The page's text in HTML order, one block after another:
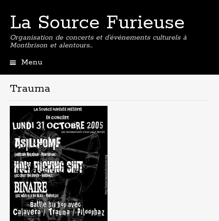
La Source Furieuse
Organisation de concerts et d’événements culturels à
Montbrison et alentours…
Menu
contenu
principal
Trauma